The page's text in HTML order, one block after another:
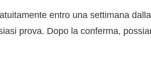
entro una settimana
prova. Dopo la conferma,